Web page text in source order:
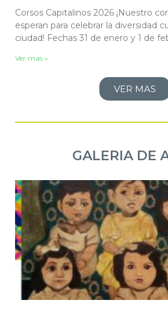
Corsos Capitalinos 2026 ¡Nuestro
esperan para celebrar la diversidad
ciudad! Fechas 31 de enero y 1 de
Ver mas »
VER MAS
GALERIA DE